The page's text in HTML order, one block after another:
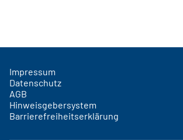
Impressum
Datenschutz
AGB
Hinweisgebersystem
Barrierefreiheitserklärung